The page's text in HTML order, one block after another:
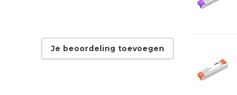
Je beoordeling toevoegen